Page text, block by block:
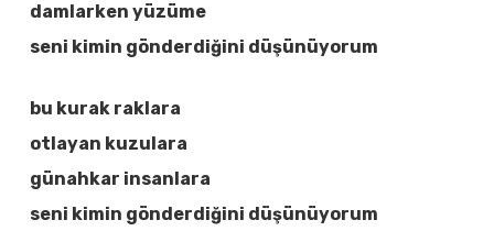
damlarken yüzüme
seni kimin gönderdiğini düşünüyorum
bu kurak raklara
otlayan kuzulara
günahkar insanlara
seni kimin gönderdiğini düşünüyorum